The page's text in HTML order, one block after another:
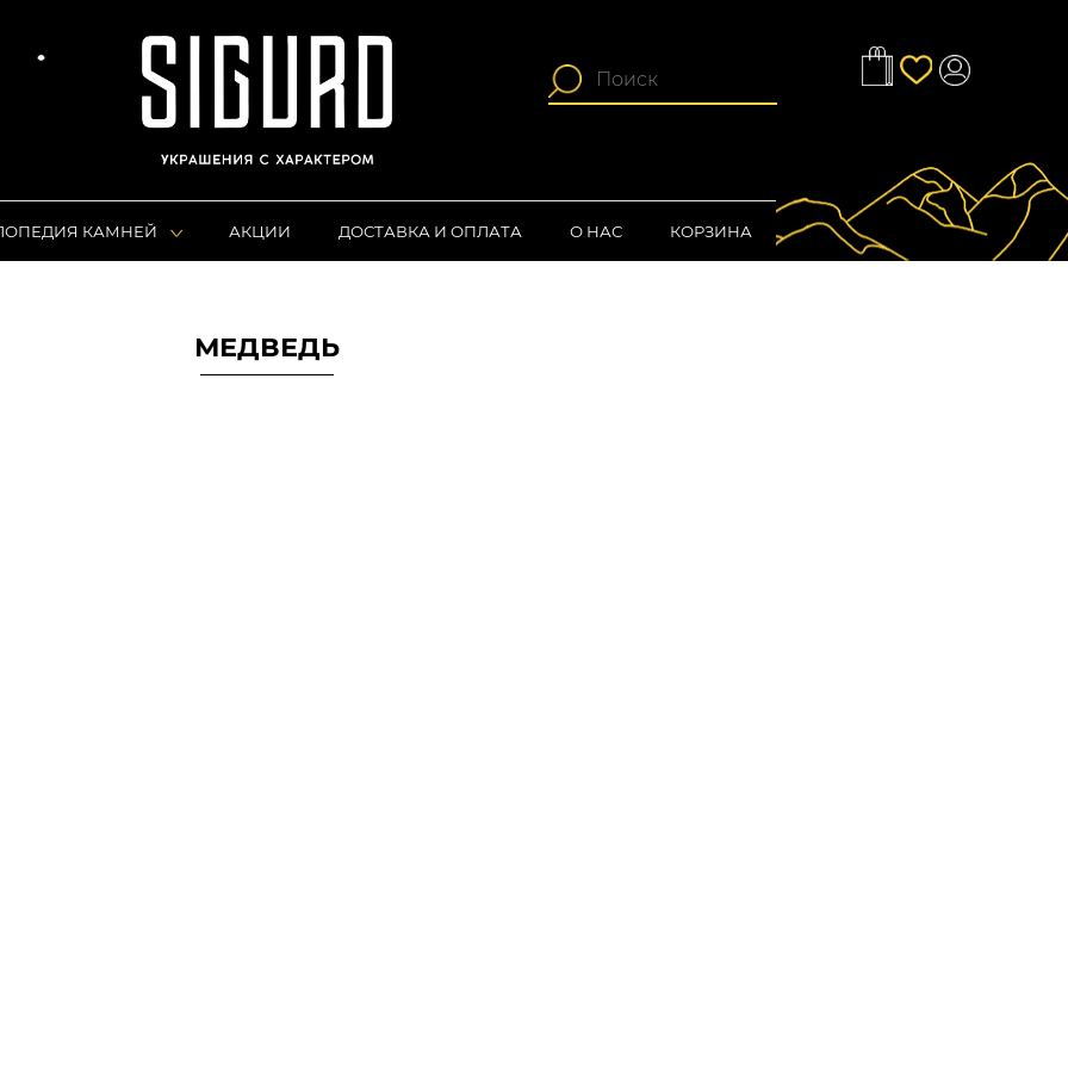
КАМНЕЙ АКЦИИ ДОСТАВКА И ОПЛАТА О НАС КОРЗИНА
МЕДВЕДЬ